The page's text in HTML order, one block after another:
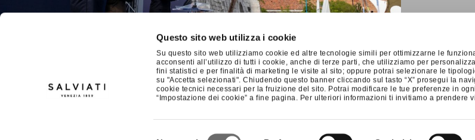
Questo sito web utilizza i cookie
Su questo sito web utilizziamo cookie ed altre tecnologie simili per ottimizzarne le
acconsenti all’utilizzo di tutti i cookie, anche di terze parti, che utilizziamo per
fini statistici e per finalità di marketing le visite al sito; oppure potrai selezionare le
su "Accetta selezionati". Chiudendo questo banner cliccando sul tasto “X” prosegui la
cookie tecnici necessari per la fruizione del sito. Potrai modificare le tue preferenze in
“Impostazione dei cookie” a fine pagina. Per ulteriori informazioni ti invitiamo a prendere
Salviati con Starhotels per Homo Faber 2022